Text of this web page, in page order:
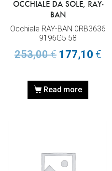
OCCHIALE DA SOLE, RAY-
BAN
Occhiale RAY-BAN 0RB3636
9196G5 58
253,00€ 177,10 €
Read more